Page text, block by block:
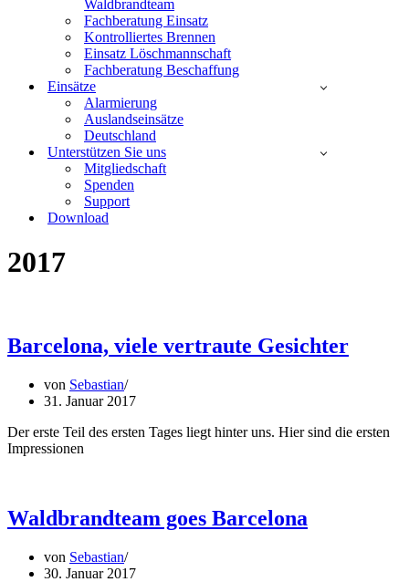
Waldbrandteam
Fachberatung Einsatz
Kontrolliertes Brennen
Einsatz Löschmannschaft
Fachberatung Beschaffung
Einsätze
Alarmierung
Auslandseinsätze
Deutschland
Unterstützen Sie uns
Mitgliedschaft
Spenden
Support
Download
2017
Barcelona, viele vertraute Gesichter
von Sebastian
31. Januar 2017
Der erste Teil des ersten Tages liegt hinter uns. Hier sind die ersten
Impressionen
Waldbrandteam goes Barcelona
von Sebastian
30. Januar 2017